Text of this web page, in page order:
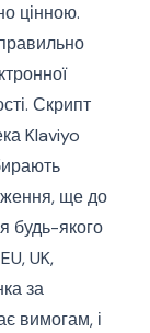
цінною.
Скрипт
Klaviyo
ще до
будь-якого
UK,
за
вимогам, і